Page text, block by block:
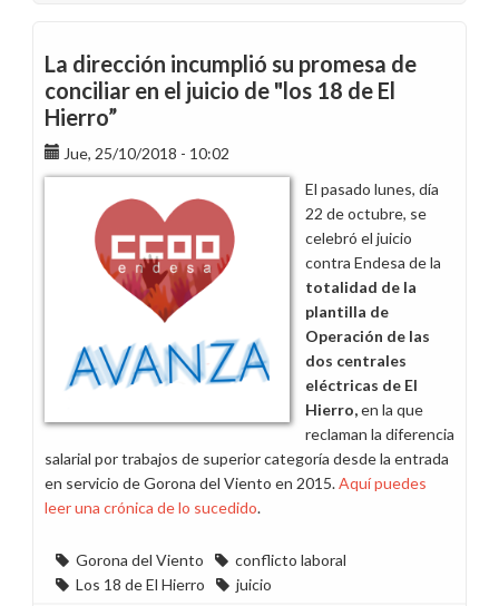
La dirección incumplió su promesa de
conciliar en el juicio de "los 18 de El
Hierro”
Jue, 25/10/2018 - 10:02
El pasado lunes, día
22 de octubre, se
celebró el juicio
contra Endesa de la
totalidad de la
plantilla de
Operación de las
dos centrales
eléctricas de El
Hierro,en la que
reclaman la diferencia
salarial por trabajos de superior categoría desde la entrada
en servicio de Gorona del Viento en 2015.Aquí puedes
leer una crónica de lo sucedido.
Gorona del Viento
conflicto laboral
Los 18 de El Hierro
juicio